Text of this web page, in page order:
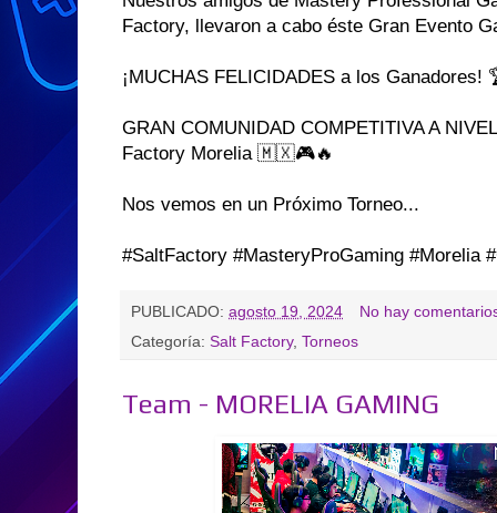
Factory, llevaron a cabo éste Gran Evento
¡MUCHAS FELICIDADES a los Ganadores!
GRAN COMUNIDAD COMPETITIVA A
Factory Morelia 🇲🇽🎮🔥
Nos vemos en un Próximo Torneo...
#SaltFactory #MasteryProGaming #Morelia
PUBLICADO: agosto 19, 2024
No hay
Categoría: Salt Factory, Torneos
Team - MORELIA GAMING